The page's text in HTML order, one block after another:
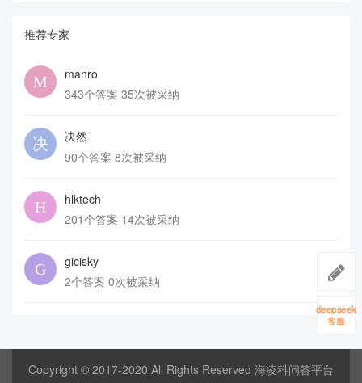
推荐专家
manro
343个答案 35次被采纳
决然
90个答案 8次被采纳
hlktech
201个答案 14次被采纳
gicisky
2个答案 0次被采纳
Copyright © 2017-2020 All Rights Reserved 海凌科问答平台
deepseek
客服